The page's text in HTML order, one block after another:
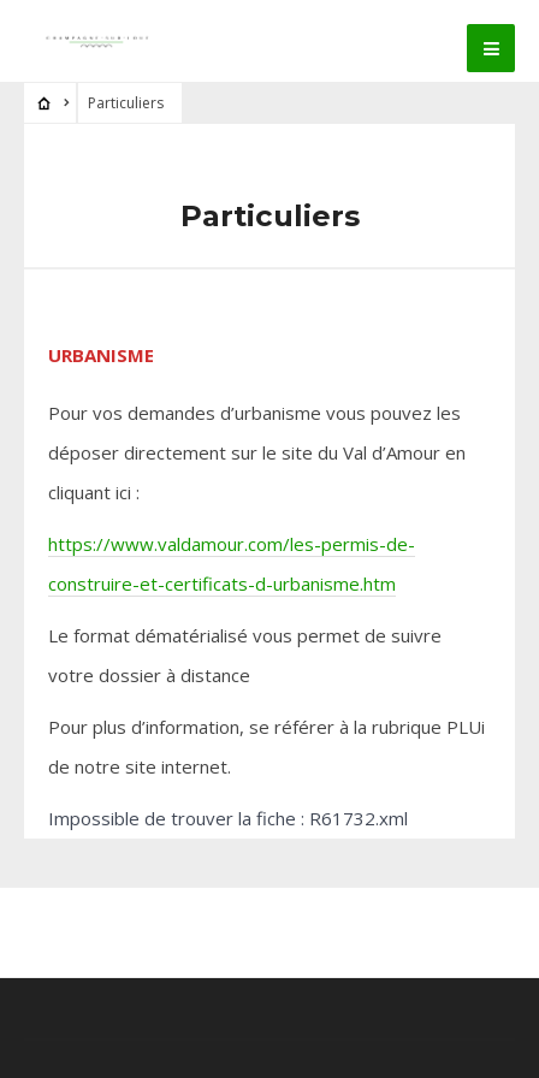
Particuliers
Particuliers
URBANISME
Pour vos demandes d’urbanisme vous pouvez les
déposer directement sur le site du Val d’Amour en
cliquant ici :
https://www.valdamour.com/les-permis-de-
construire-et-certificats-d-urbanisme.htm
Le format dématérialisé vous permet de suivre
votre dossier à distance
Pour plus d’information, se référer à la rubrique PLUi
de notre site internet.
Impossible de trouver la fiche : R61732.xml